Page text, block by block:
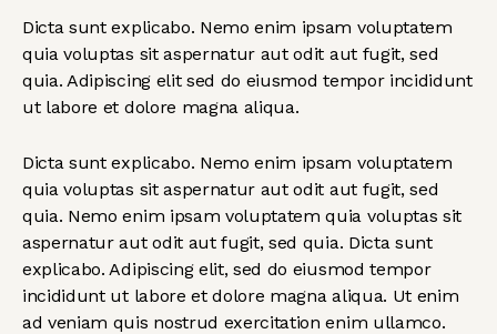
Dicta sunt explicabo. Nemo enim ipsam voluptatem
quia voluptas sit aspernatur aut odit aut fugit, sed
quia. Adipiscing elit sed do eiusmod tempor incididunt
ut labore et dolore magna aliqua.
Dicta sunt explicabo. Nemo enim ipsam voluptatem
quia voluptas sit aspernatur aut odit aut fugit, sed
quia. Nemo enim ipsam voluptatem quia voluptas sit
aspernatur aut odit aut fugit, sed quia. Dicta sunt
explicabo. Adipiscing elit, sed do eiusmod tempor
incididunt ut labore et dolore magna aliqua. Ut enim
ad veniam quis nostrud exercitation enim ullamco.